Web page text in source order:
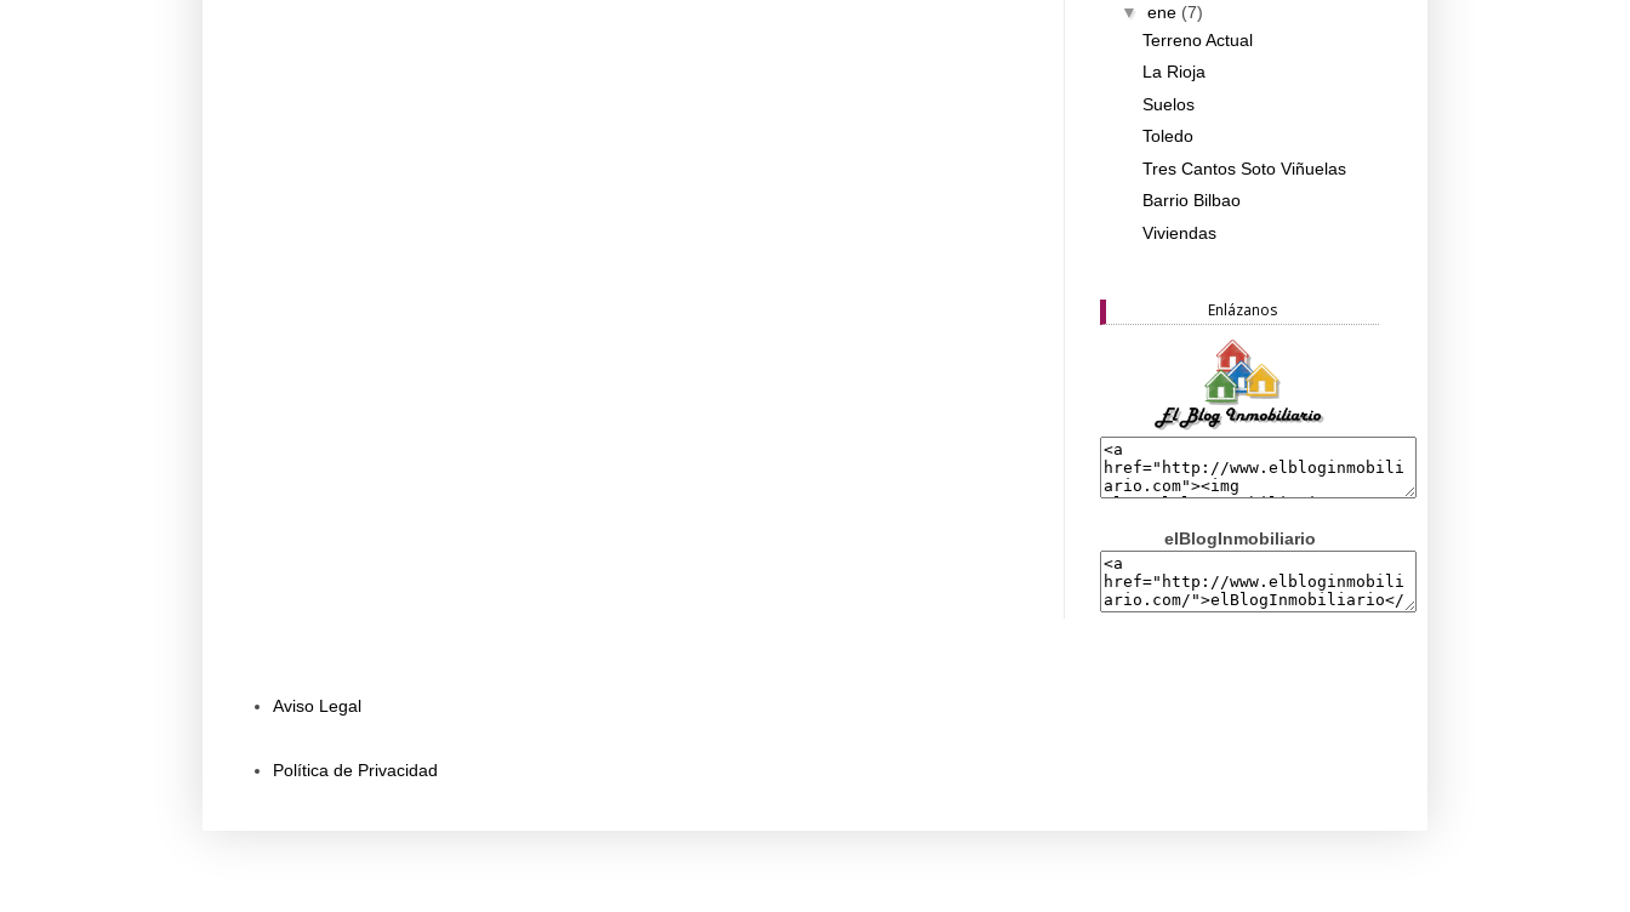
▼ ene (7)
Terreno Actual
La Rioja
Suelos
Toledo
Tres Cantos Soto Viñuelas
Barrio Bilbao
Viviendas
Enlázanos
elBlogInmobiliario
Aviso Legal
Política de Privacidad